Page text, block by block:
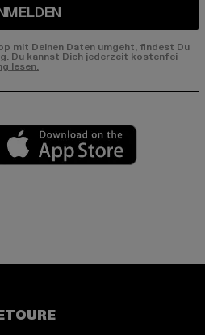
mit Deinen Daten umgeht, findest Du
Du kannst Dich jederzeit kostenfei
lesen.
market